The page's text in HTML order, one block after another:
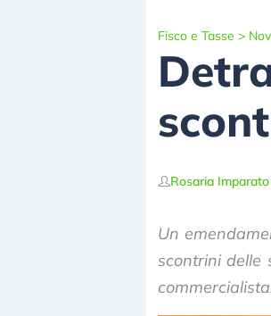
Fisco e Tasse >
Rosaria Imparato
Un
scontrini delle